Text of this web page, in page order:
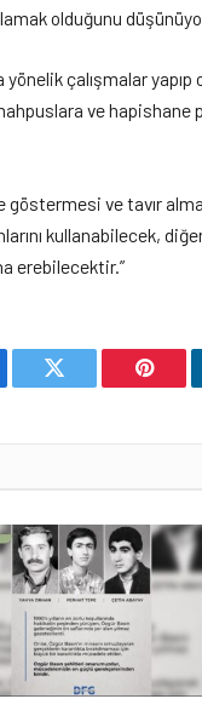
olduğunu
çalışmalar
ve hapishane
ve tavır
kullanabilecek,
erebilecektir.”
Twitter